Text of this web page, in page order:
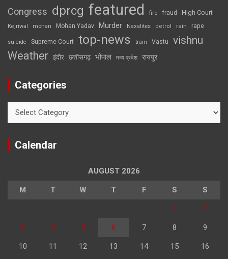
Congress dprcg featured fire fraud High Court
Kejriwal mohan Mohan Yadav Murder Naxalites petrol rain rape
suicide Supreme Court top-news train Vastu vishnu
Weather इंदौर छत्तीसगढ़ भोपाल मध्य प्रदेश रायपुर
Categories
Calendar
AUGUST 2026
M T W T F S S
1 2
3 4 5 6 7 8 9
10 11 12 13 14 15 16